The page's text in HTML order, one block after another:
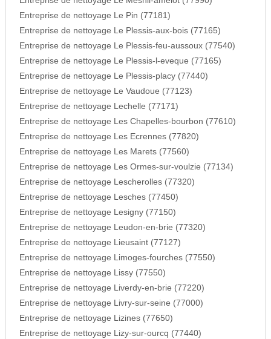
Entreprise de nettoyage Le Pin (77181)
Entreprise de nettoyage Le Plessis-aux-bois (77165)
Entreprise de nettoyage Le Plessis-feu-aussoux (77540)
Entreprise de nettoyage Le Plessis-l-eveque (77165)
Entreprise de nettoyage Le Plessis-placy (77440)
Entreprise de nettoyage Le Vaudoue (77123)
Entreprise de nettoyage Lechelle (77171)
Entreprise de nettoyage Les Chapelles-bourbon (77610)
Entreprise de nettoyage Les Ecrennes (77820)
Entreprise de nettoyage Les Marets (77560)
Entreprise de nettoyage Les Ormes-sur-voulzie (77134)
Entreprise de nettoyage Lescherolles (77320)
Entreprise de nettoyage Lesches (77450)
Entreprise de nettoyage Lesigny (77150)
Entreprise de nettoyage Leudon-en-brie (77320)
Entreprise de nettoyage Lieusaint (77127)
Entreprise de nettoyage Limoges-fourches (77550)
Entreprise de nettoyage Lissy (77550)
Entreprise de nettoyage Liverdy-en-brie (77220)
Entreprise de nettoyage Livry-sur-seine (77000)
Entreprise de nettoyage Lizines (77650)
Entreprise de nettoyage Lizy-sur-ourcq (77440)